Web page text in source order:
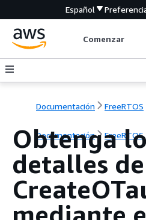
Español
Comenzar
Documentación FreeRTOS
Documentación FreeRTOS
Obtenga
detalles
mediante